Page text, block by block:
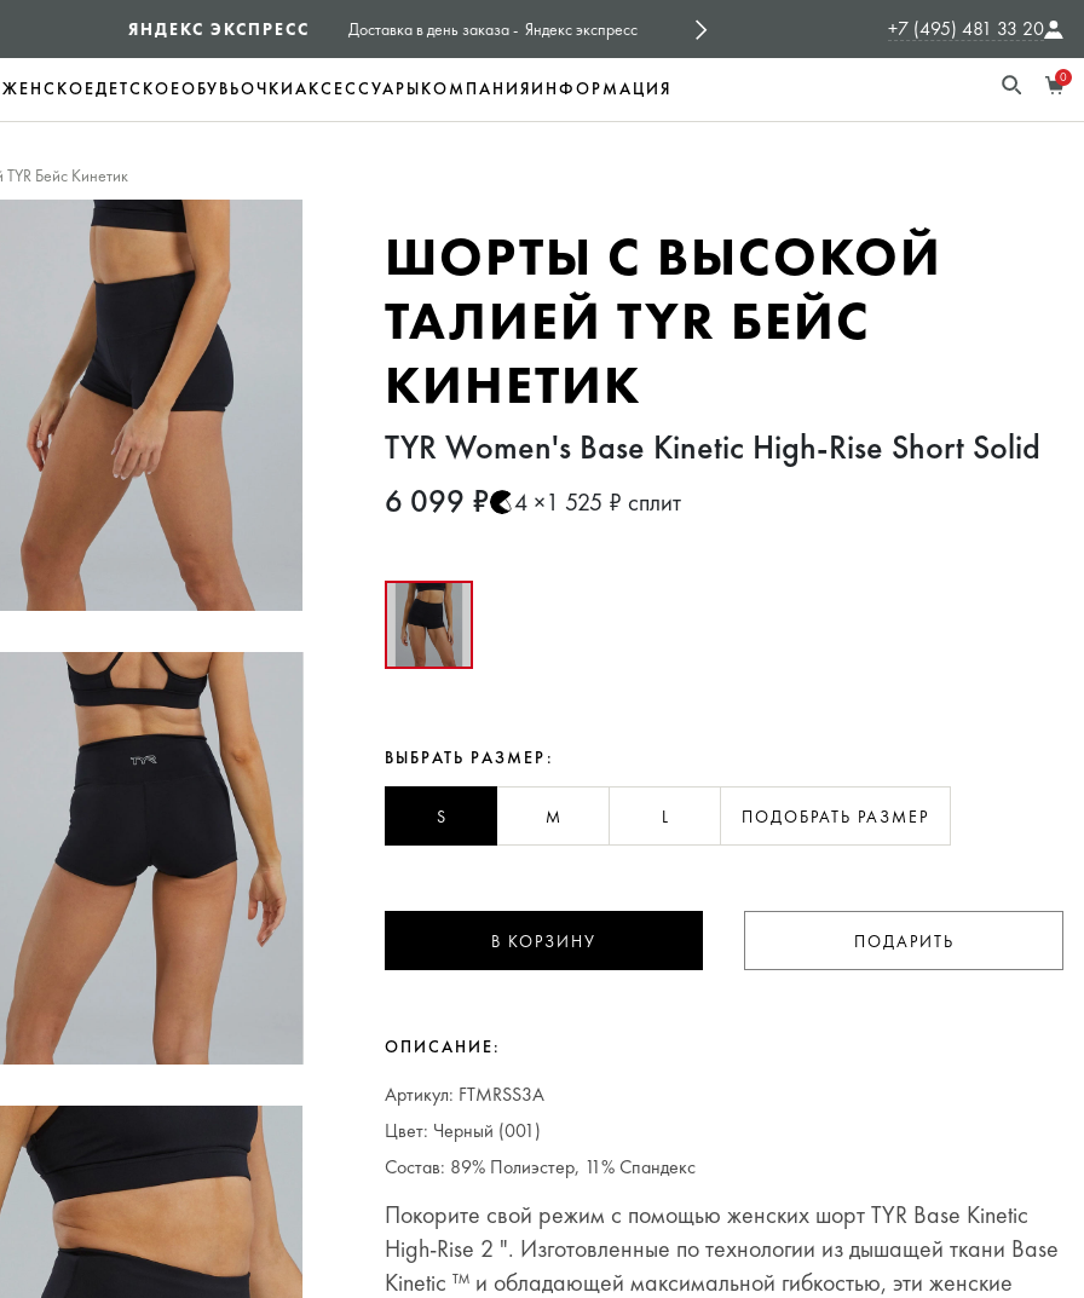
ЯНДЕКС ЭКСПРЕСС Доставка в день заказа - Яндекс экспресс TYR Россия - официальный
+7 (495) 481 33 20
ЖЕНСКОЕДЕТСКОЕОБУВЬОЧКИАКСЕССУАРЫКОМПАНИЯИНФОРМАЦИЯ
0
Бейс Кинетик
ШОРТЫ С ВЫСОКОЙ
ТАЛИЕЙ TYR БЕЙС
КИНЕТИК
TYR Women's Base Kinetic High-Rise Short Solid
6 099 ₽ 4 ×1 525 ₽ сплит
ВЫБРАТЬ РАЗМЕР:
S M L ПОДОБРАТЬ РАЗМЕР
В КОРЗИНУ ПОДАРИТЬ
ОПИСАНИЕ:
Артикул: FTMRSS3A
Цвет: Черный (001)
Состав: 89% Полиэстер, 11% Спандекс
Покорите свой режим с помощью женских шорт TYR Base Kinetic
High-Rise 2 ". Изготовленные по технологии из дышащей ткани Base
Kinetic ™ и обладающей максимальной гибкостью, эти женские